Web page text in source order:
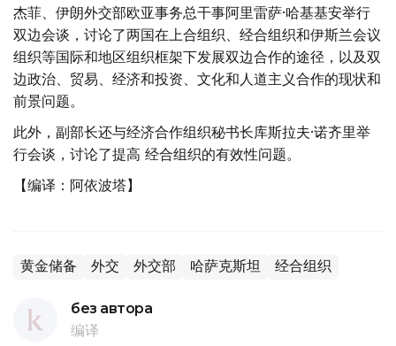
杰菲、伊朗外交部欧亚事务总干事阿里雷萨·哈基基安举行
双边会谈，讨论了两国在上合组织、经合组织和伊斯兰会议
组织等国际和地区组织框架下发展双边合作的途径，以及双
边政治、贸易、经济和投资、文化和人道主义合作的现状和
前景问题。
此外，副部长还与经济合作组织秘书长库斯拉夫·诺齐里举
行会谈，讨论了提高 经合组织的有效性问题。
【编译：阿依波塔】
黄金储备 外交 外交部 哈萨克斯坦 经合组织
без автора
编译